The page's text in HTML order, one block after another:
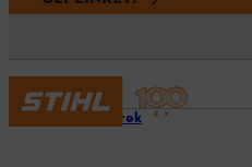
Friss hírek